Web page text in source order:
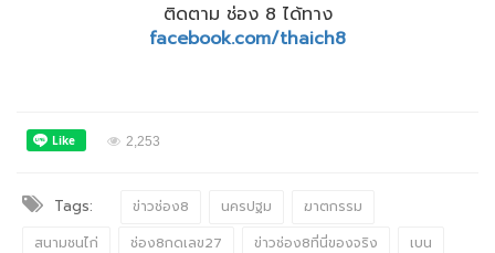
ติดตาม ช่อง 8 ได้ทาง
facebook.com/thaich8
2,253
Tags: ข่าวช่อง8 นครปฐม
ฆาตกรรม
สนามชนไก่
ช่อง8กดเลข27 ข่าวช่อง8ที่นี่ของจริง เบน